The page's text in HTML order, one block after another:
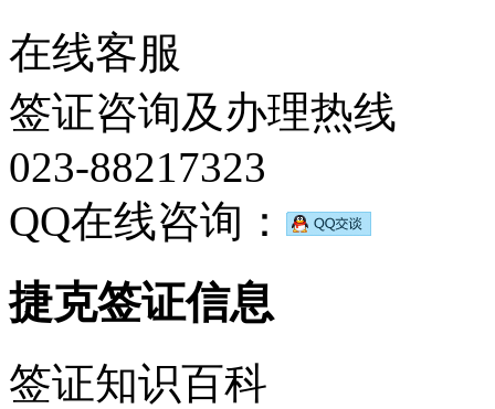
在线客服
签证咨询及办理热线
023-88217323
QQ在线咨询：
捷克签证信息
签证知识百科